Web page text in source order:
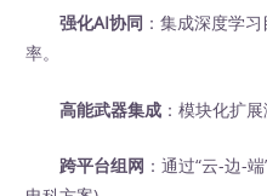
强化AI协同 ：集成深度学
率。
高能武器集成 ：模块化扩
跨平台组网 ：通过“云-边-